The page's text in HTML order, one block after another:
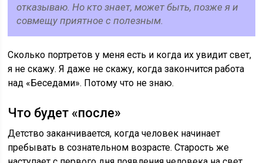
отказываю. Но кто знает, может быть, позже я и
совмещу приятное с полезным.
Сколько портретов у меня есть и когда их увидит свет,
я не скажу. Я даже не скажу, когда закончится работа
над «Беседами». Потому что не знаю.
Что будет «после»
Детство заканчивается, когда человек начинает
пребывать в сознательном возрасте. Старость же